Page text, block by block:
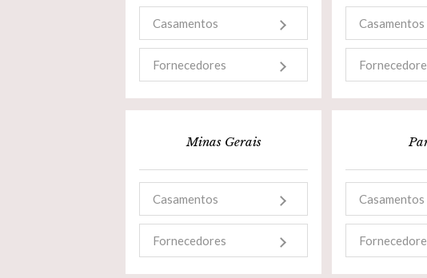
Casamentos
Fornecedores
Casamentos
Minas Gerais
Casamentos
Fornecedores
Casamentos